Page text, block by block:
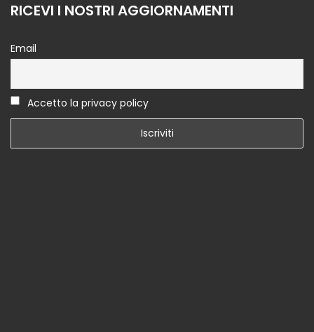
RICEVI I NOSTRI AGGIORNAMENTI
Email
Accetto la privacy policy